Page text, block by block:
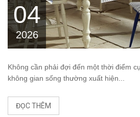
04
2026
Không cần phải đợi đến một thời điểm
không gian sống thường xuất hiện...
ĐỌC THÊM